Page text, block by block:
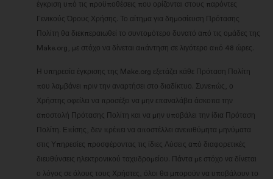
έγκριση υπό τις προϋποθέσεις που ορίζονται στους παρόντες
Γενικούς Όρους Χρήσης. Το αίτημα για δημοσίευση Πρότασης
Πολίτη θα διεκπεραιωθεί το συντομότερο δυνατό από τις ομάδες της
Make.org, με στόχο να δίνεται απάντηση σε λιγότερο από 48 ώρες.
Η υπηρεσία έγκρισης της Make.org εξετάζει κάθε Πρόταση Πολίτη
που λαμβάνει πριν την αναρτήσει στο διαδίκτυο. Συνεπώς, ο
Χρήστης οφείλει να προσέξει να μην επαναλάβει άσκοπα την
αποστολή Πρότασης Πολίτη και να μην υποβάλει την ίδια Πρόταση
Πολίτη. Επίσης, δεν πρέπει να αποστέλλει ανεπιθύμητα μηνύματα
στις Υπηρεσίες προσφέροντας τις ίδιες Λύσεις από διαφορετικές
διευθύνσεις ηλεκτρονικού ταχυδρομείου. Πάντα με στόχο να δίνεται
ο λόγος σε όλους τους Χρήστες, όλοι θα μπορούν να υποβάλουν το